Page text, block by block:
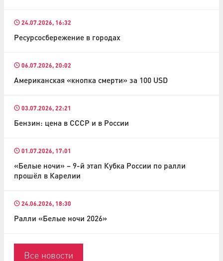
24.07.2026, 16:32
Ресурсосбережение в городах
06.07.2026, 20:02
Американская «кнопка смерти» за 100 USD
03.07.2026, 22:21
Бензин: цена в СССР и в России
01.07.2026, 17:01
«Белые ночи» – 9-й этап Кубка России по ралли
прошёл в Карелии
24.06.2026, 18:30
Ралли «Белые ночи 2026»
Все новости